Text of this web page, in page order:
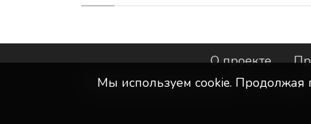
О проекте
©ООО "Интернет-Курск"- Все
Мы используем сookie. Продолжая